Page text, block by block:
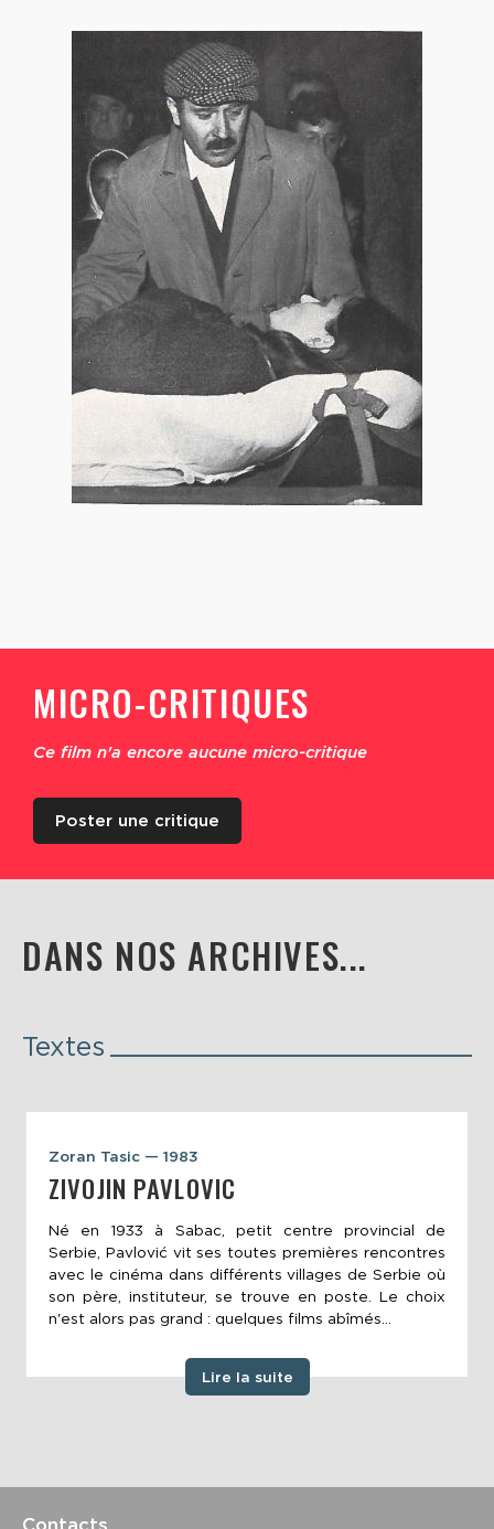
MICRO-CRITIQUES
Ce film n'a encore aucune micro-critique
Poster une critique
DANS NOS ARCHIVES...
Textes
Zoran Tasic — 1983
ZIVOJIN PAVLOVIC
Né en 1933 à Sabac, petit centre provincial de
Serbie, Pavlović vit ses toutes premières rencontres
avec le cinéma dans différents villages de Serbie où
son père, instituteur, se trouve en poste. Le choix
n'est alors pas grand : quelques films abîmés...
Lire la suite